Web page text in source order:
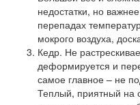
недостатки, но
перепадах
мокрого воздуха,
Кедр. Не
деформируется и
самое главное – не
Теплый, приятный на